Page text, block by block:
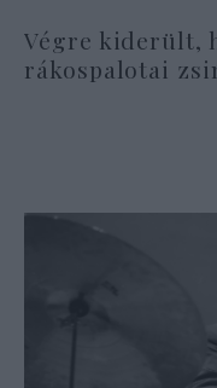
Végre kiderült,
rákospalotai